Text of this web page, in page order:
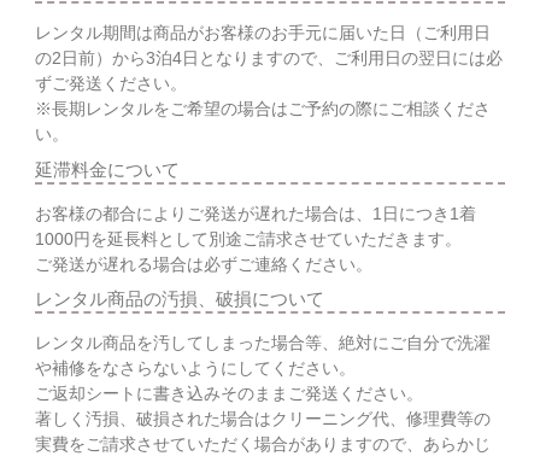
レンタル期間は商品がお客様のお手元に届いた日（ご利用日
の2日前）から3泊4日となりますので、ご利用日の翌日には必
ずご発送ください。
※長期レンタルをご希望の場合はご予約の際にご相談くださ
い。
延滞料金について
お客様の都合によりご発送が遅れた場合は、1日につき1着
1000円を延長料として別途ご請求させていただきます。
ご発送が遅れる場合は必ずご連絡ください。
レンタル商品の汚損、破損について
レンタル商品を汚してしまった場合等、絶対にご自分で洗濯
や補修をなさらないようにしてください。
ご返却シートに書き込みそのままご発送ください。
著しく汚損、破損された場合はクリーニング代、修理費等の
実費をご請求させていただく場合がありますので、あらかじ